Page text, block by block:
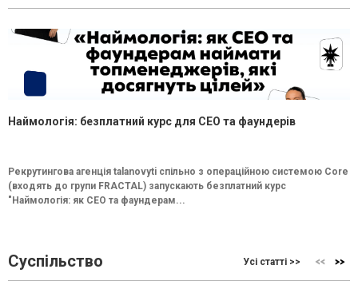
Наймологія: безплатний курс для CEO та фаундерів
Рекрутингова агенція talanovyti спільно з операційною системою Core
(входять до групи FRACTAL) запускають безплатний курс
"Наймологія: як СEO та фаундерам...
Суспільство Усі статті >>